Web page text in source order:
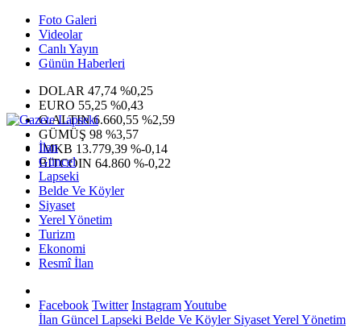
Foto Galeri
Videolar
Canlı Yayın
Günün Haberleri
DOLAR 47,74 %0,25
EURO 55,25 %0,43
G.ALTIN6.660,55 %2,59
GÜMÜŞ 98 %3,57
IMKB 13.779,39 %-0,14
BITCOIN 64.860 %-0,22
İlan
Güncel
Lapseki
Belde Ve Köyler
Siyaset
Yerel Yönetim
Turizm
Ekonomi
Resmî İlan
Facebook Twitter InstagramYoutube
İlan Güncel Lapseki Belde Ve KöylerSiyasetYerel Yönetim